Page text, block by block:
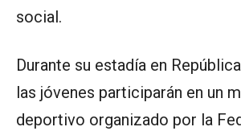
social.
Durante su estadía en
las jóvenes participarán en un
deportivo organizado por la